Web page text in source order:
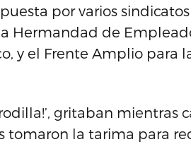
por varios
Hermandad de
y el Frente Amplio para
gritaban mientras
tomaron la tarima para